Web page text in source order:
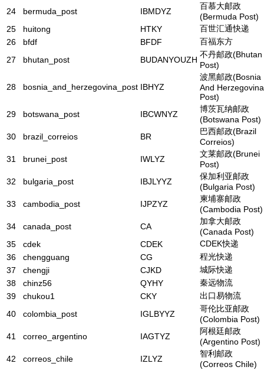
24
bermuda_post IBMDYZ
百慕大邮政
(Bermuda Post)
25
huitong HTKY
百世汇通快递
26
bfdf BFDF
百福东方
27
bhutan_post BUDANYOUZH
不丹邮政(Bhutan
Post)
28 bosnia_and_herzegovina_post IBHYZ
波黑邮政(Bosnia
And Herzegovina
Post)
29
botswana_post IBCWNYZ
博茨瓦纳邮政
(Botswana Post)
30
brazil_correios BR
巴西邮政(Brazil
Correios)
31
brunei_post IWLYZ
文莱邮政(Brunei
Post)
32
bulgaria_post IBJLYYZ
保加利亚邮政
(Bulgaria Post)
33
cambodia_post IJPZYZ
柬埔寨邮政
(Cambodia Post)
34
canada_post CA
加拿大邮政
(Canada Post)
35
cdek CDEK
CDEK快递
36
chengguang CG
程光快递
37
chengji CJKD
城际快递
38
chinz56 QYHY
秦远物流
39
chukou1 CKY
出口易物流
40
colombia_post IGLBYYZ
哥伦比亚邮政
(Colombia Post)
41
correo_argentino IAGTYZ
阿根廷邮政
(Argentino Post)
42
correos_chile IZLYZ
智利邮政
(Correos Chile)